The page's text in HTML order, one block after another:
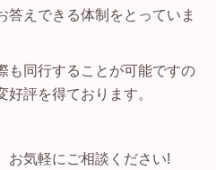
答えできる体制をとっていま
も同行することが可能ですの
評を得ております。
お気軽にご相談ください!